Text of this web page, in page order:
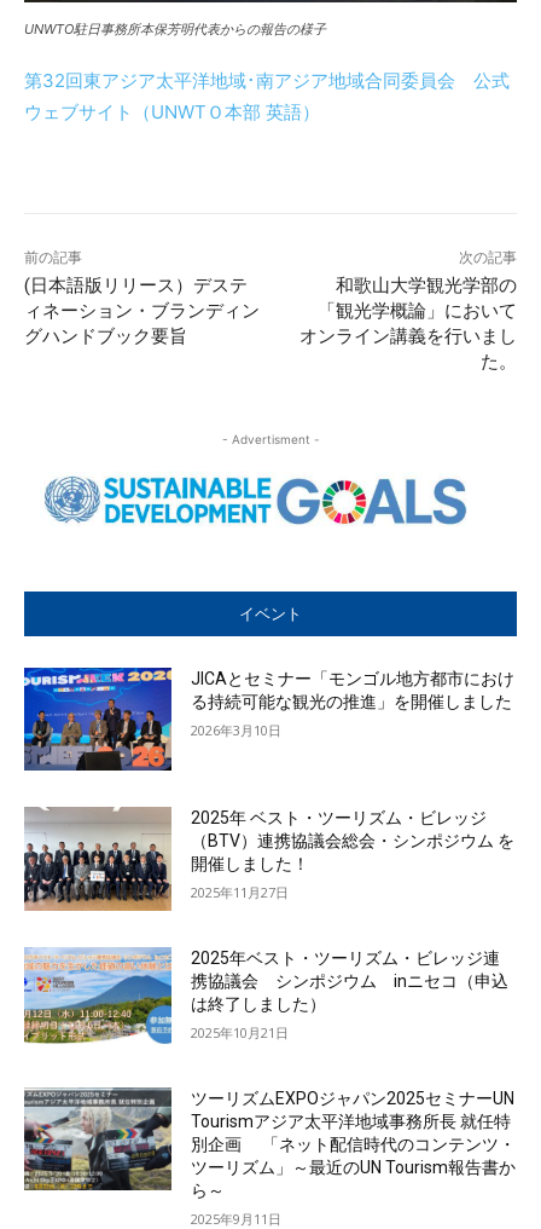
UNWTO駐日事務所本保芳明代表からの報告の様子
第32回東アジア太平洋地域･南アジア地域合同委員会 公式
ウェブサイト（UNWTＯ本部 英語）
前の記事
(日本語版リリース）デステ
ィネーション・ブランディン
グハンドブック要旨
次の記事
和歌山大学観光学部の
「観光学概論」において
オンライン講義を行いまし
た。
- Advertisment -
イベント
JICAとセミナー「モンゴル地方都市におけ
る持続可能な観光の推進」を開催しました
2026年3月10日
2025年 ベスト・ツーリズム・ビレッジ
（BTV）連携協議会総会・シンポジウム を
開催しました！
2025年11月27日
2025年ベスト・ツーリズム・ビレッジ連
携協議会 シンポジウム inニセコ（申込
は終了しました）
2025年10月21日
ツーリズムEXPOジャパン2025セミナーUN
Tourismアジア太平洋地域事務所長 就任特
別企画 「ネット配信時代のコンテンツ・
ツーリズム」～最近のUN Tourism報告書か
ら～
2025年9月11日